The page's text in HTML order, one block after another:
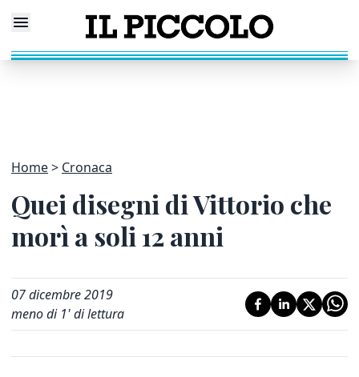
Home Cronaca
Quei disegni di Vittorio che
morì a soli 12 anni
07 dicembre 2019
meno di 1' di lettura